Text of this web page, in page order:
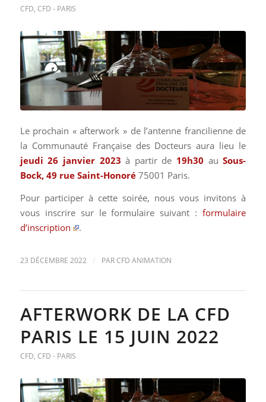
CFD, CFD - PARIS
Le prochain « afterwork » de l’antenne francilienne de
la Communauté Française des Docteurs aura lieu le
jeudi 26 janvier 2023à partir de 19h30 auSous-
Bock, 49 rue Saint-Honoré75001 Paris.
Pour participer à cette soirée, nous vous invitons à
vous inscrire sur le formulaire suivant :formulaire
d’inscription
.
23 DÉCEMBRE 2022 / PARCFD ANIMATION
AFTERWORK DE LA CFD
PARIS LE 15 JUIN 2022
CFD, CFD - PARIS